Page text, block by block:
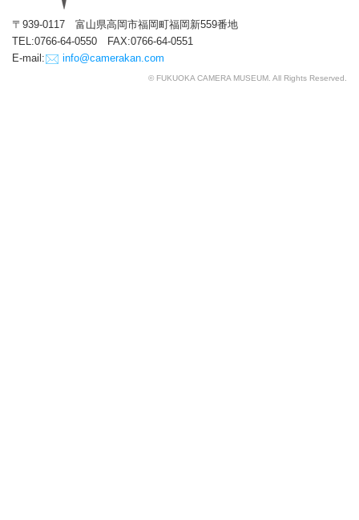
〒939-0117 富山県高岡市福岡町福岡新559番地
TEL:0766-64-0550 FAX:0766-64-0551
E-mail:
info@camerakan.com
© FUKUOKA CAMERA MUSEUM. All Rights Reserved.